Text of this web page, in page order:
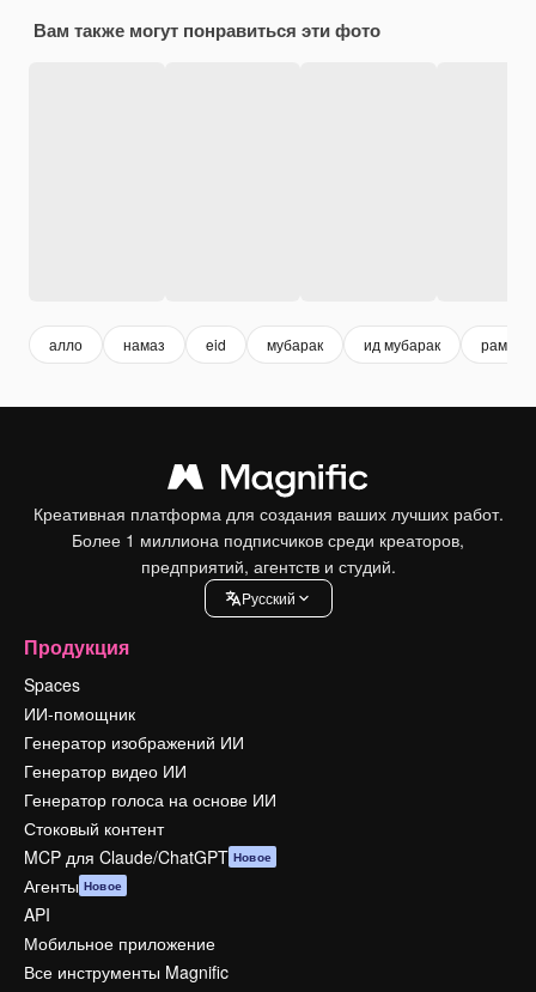
Вам также могут понравиться эти фото
алло намаз eid мубарак ид мубарак
Креативная платформа для создания ваших лучших работ.
Более 1 миллиона подписчиков среди креаторов,
предприятий, агентств и студий.
Pусский
Продукция
Spaces
ИИ-помощник
Генератор изображений ИИ
Генератор видео ИИ
Генератор голоса на основе ИИ
Стоковый контент
MCP для Claude/ChatGPT Новое
Агенты Новое
API
Мобильное приложение
Все инструменты Magnific